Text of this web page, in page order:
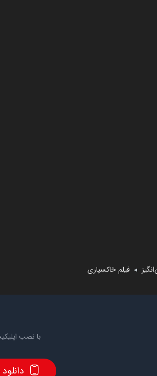
◄ فیلم خاکسپاری
با نصب